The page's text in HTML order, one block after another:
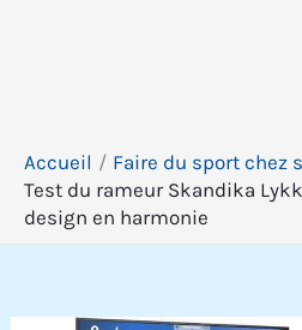
Accueil
Faire du sport chez
Test du rameur Skandika
design en harmonie